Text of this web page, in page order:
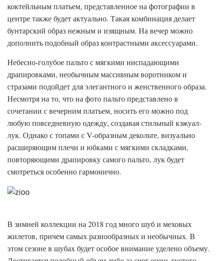
коктейльным платьем, представленное на фотографии в
центре также будет актуально. Такая комбинация делает
бунтарский образ нежным и изящным. На вечер можно
дополнить подобный образ контрастными аксессуарами.
Небесно-голубое пальто с мягкими ниспадающими
драпировками, необычным массивным воротником и
стразами подойдет для элегантного и женственного образа.
Несмотря на то, что на фото пальто представлено в
сочетании с вечерним платьем, носить его можно под
любую повседневную одежду, создавая стильный кэжуал-
лук. Однако с топами с V-образным декольте, визуально
расширяющим плечи и юбками с мягкими складками,
повторяющими драпировку самого пальто, лук будет
смотреться особенно гармонично.
В зимней коллекции на 2018 год много шуб и меховых
жилетов, причем самых разнообразных и необычных. В
этом сезоне в шубах будет особое внимание уделено объему.